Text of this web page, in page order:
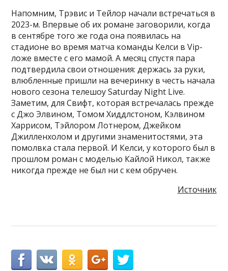
Напомним, Трэвис и Тейлор начали встречаться в
2023-м. Впервые об их романе заговорили, когда
в сентябре того же года она появилась на
стадионе во время матча команды Келси в Vip-
ложе вместе с его мамой. А месяц спустя пара
подтвердила свои отношения: держась за руки,
влюбленные пришли на вечеринку в честь начала
нового сезона телешоу Saturday Night Live.
Заметим, для Свифт, которая встречалась прежде
с Джо Элвином, Томом Хиддлстоном, Кэлвином
Харрисом, Тэйлором Лотнером, Джейком
Джилленхолом и другими знаменитостями, эта
помолвка стала первой. И Келси, у которого был в
прошлом роман с моделью Кайлой Никол, также
никогда прежде не был ни с кем обручен.
Источник